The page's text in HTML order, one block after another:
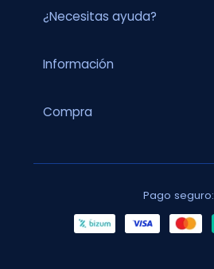
¿Necesitas ayuda?
Información
Compra
Pago seguro: